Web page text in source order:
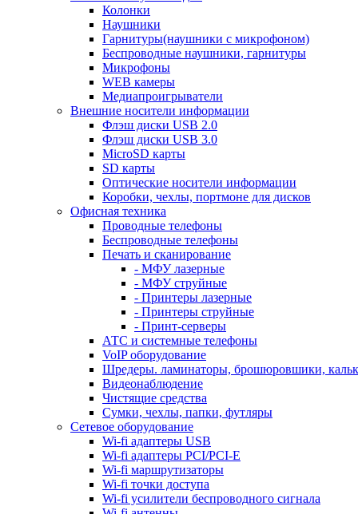
Колонки
Наушники
Гарнитуры(наушники с микрофоном)
Беспроводные наушники, гарнитуры
Микрофоны
WEB камеры
Медиапроигрыватели
Внешние носители информации
Флэш диски USB 2.0
Флэш диски USB 3.0
MicroSD карты
SD карты
Оптические носители информации
Коробки, чехлы, портмоне для дисков
Офисная техника
Проводные телефоны
Беспроводные телефоны
Печать и сканирование
- МФУ лазерные
- МФУ струйные
- Принтеры лазерные
- Принтеры струйные
- Принт-серверы
АТС и системные телефоны
VoIP оборудование
Шредеры. ламинаторы, брошюровшики,
Видеонаблюдение
Чистящие средства
Сумки, чехлы, папки, футляры
Сетевое оборудование
Wi-fi адаптеры USB
Wi-fi адаптеры PCI/PCI-E
Wi-fi маршрутизаторы
Wi-fi точки доступа
Wi-fi усилители беспроводного сигнала